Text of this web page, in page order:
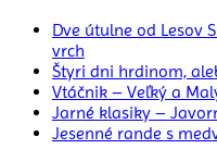
Dve útulne od Lesov
vrch
Štyri dni hrdinom,
Vtáčnik – Veľký a
Jarné klasiky –
Jesenné rande s